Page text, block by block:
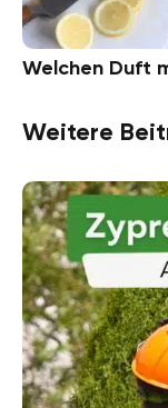
Welchen Duft
Weitere